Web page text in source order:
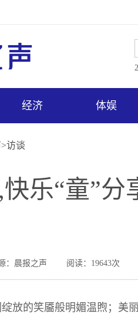
经济 体娱
>访谈
乐“童”
：晨报之声 阅读：19643次
放的笑靥般明媚温煦；美